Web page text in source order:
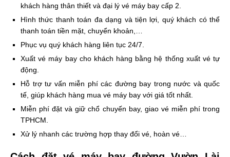
khách hàng thân thiết và đại lý vé máy bay cấp 2.
Hình thức thanh toán đa dạng và tiện lợi, quý khách có thể
thanh toán tiền mặt, chuyển khoản,…
Phục vụ quý khách hàng liên tục 24/7.
Xuất vé máy bay cho khách hàng bằng hệ thống xuất vé tự
động.
Hỗ trợ tư vấn miễn phí các đường bay trong nước và quốc
tế, giúp khách hàng mua vé máy bay với giá tốt nhất.
Miễn phí đặt và giữ chổ chuyến bay, giao vé miễn phí trong
TPHCM.
Xử lý nhanh các trường hợp thay đổi vé, hoàn vé…